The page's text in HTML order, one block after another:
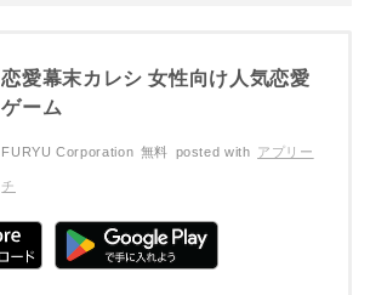
恋愛幕末カレシ 女性向け人気恋愛
ゲーム
FURYU Corporation 無料 posted with アプリー
チ